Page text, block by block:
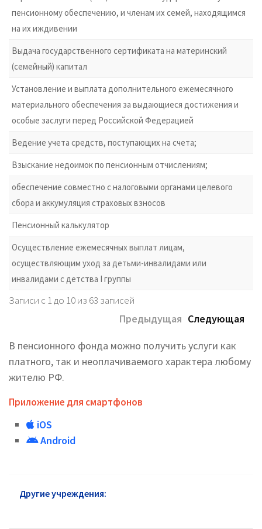
пенсионному обеспечению, и членам их семей, находящимся
на их иждивении
Выдача государственного сертификата на материнский
(семейный) капитал
Установление и выплата дополнительного ежемесячного
материального обеспечения за выдающиеся достижения и
особые заслуги перед Российской Федерацией
Ведение учета средств, поступающих на счета;
Взыскание недоимок по пенсионным отчислениям;
обеспечение совместно с налоговыми органами целевого
сбора и аккумуляция страховых взносов
Пенсионный калькулятор
Осуществление ежемесячных выплат лицам,
осуществляющим уход за детьми-инвалидами или
инвалидами с детства I группы
Записи с 1 до 10 из 63 записей
Предыдущая Следующая
В пенсионного фонда можно получить услуги как
платного, так и неоплачиваемого характера любому
жителю РФ.
Приложение для смартфонов
iOS
Android
Другие учреждения: